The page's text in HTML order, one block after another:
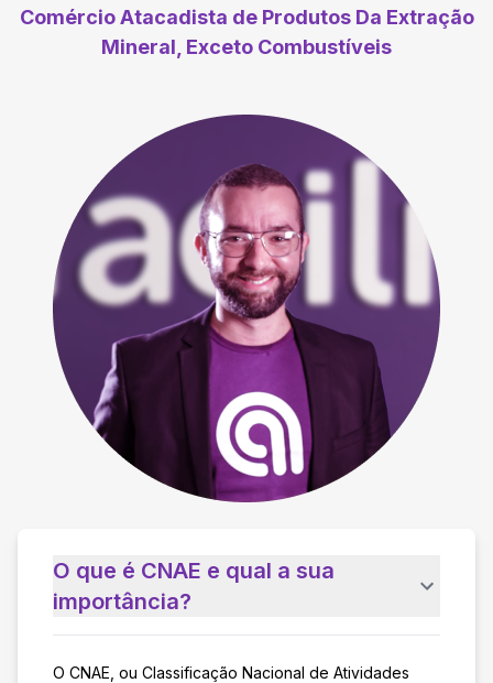
Comércio Atacadista de Produtos Da Extração
Mineral, Exceto Combustíveis
O que é CNAE e qual a sua
importância?
O CNAE, ou Classificação Nacional de Atividades